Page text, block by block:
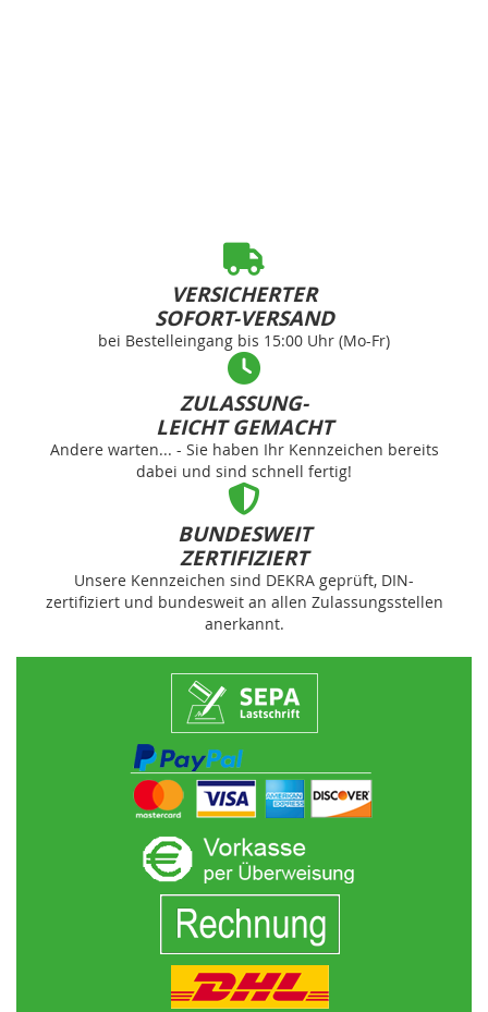
VERSICHERTER
SOFORT-VERSAND
bei Bestelleingang bis 15:00 Uhr (Mo-Fr)
ZULASSUNG-
LEICHT GEMACHT
Andere warten... - Sie haben Ihr Kennzeichen bereits
dabei und sind schnell fertig!
BUNDESWEIT
ZERTIFIZIERT
Unsere Kennzeichen sind DEKRA geprüft, DIN-
zertifiziert und bundesweit an allen Zulassungsstellen
anerkannt.